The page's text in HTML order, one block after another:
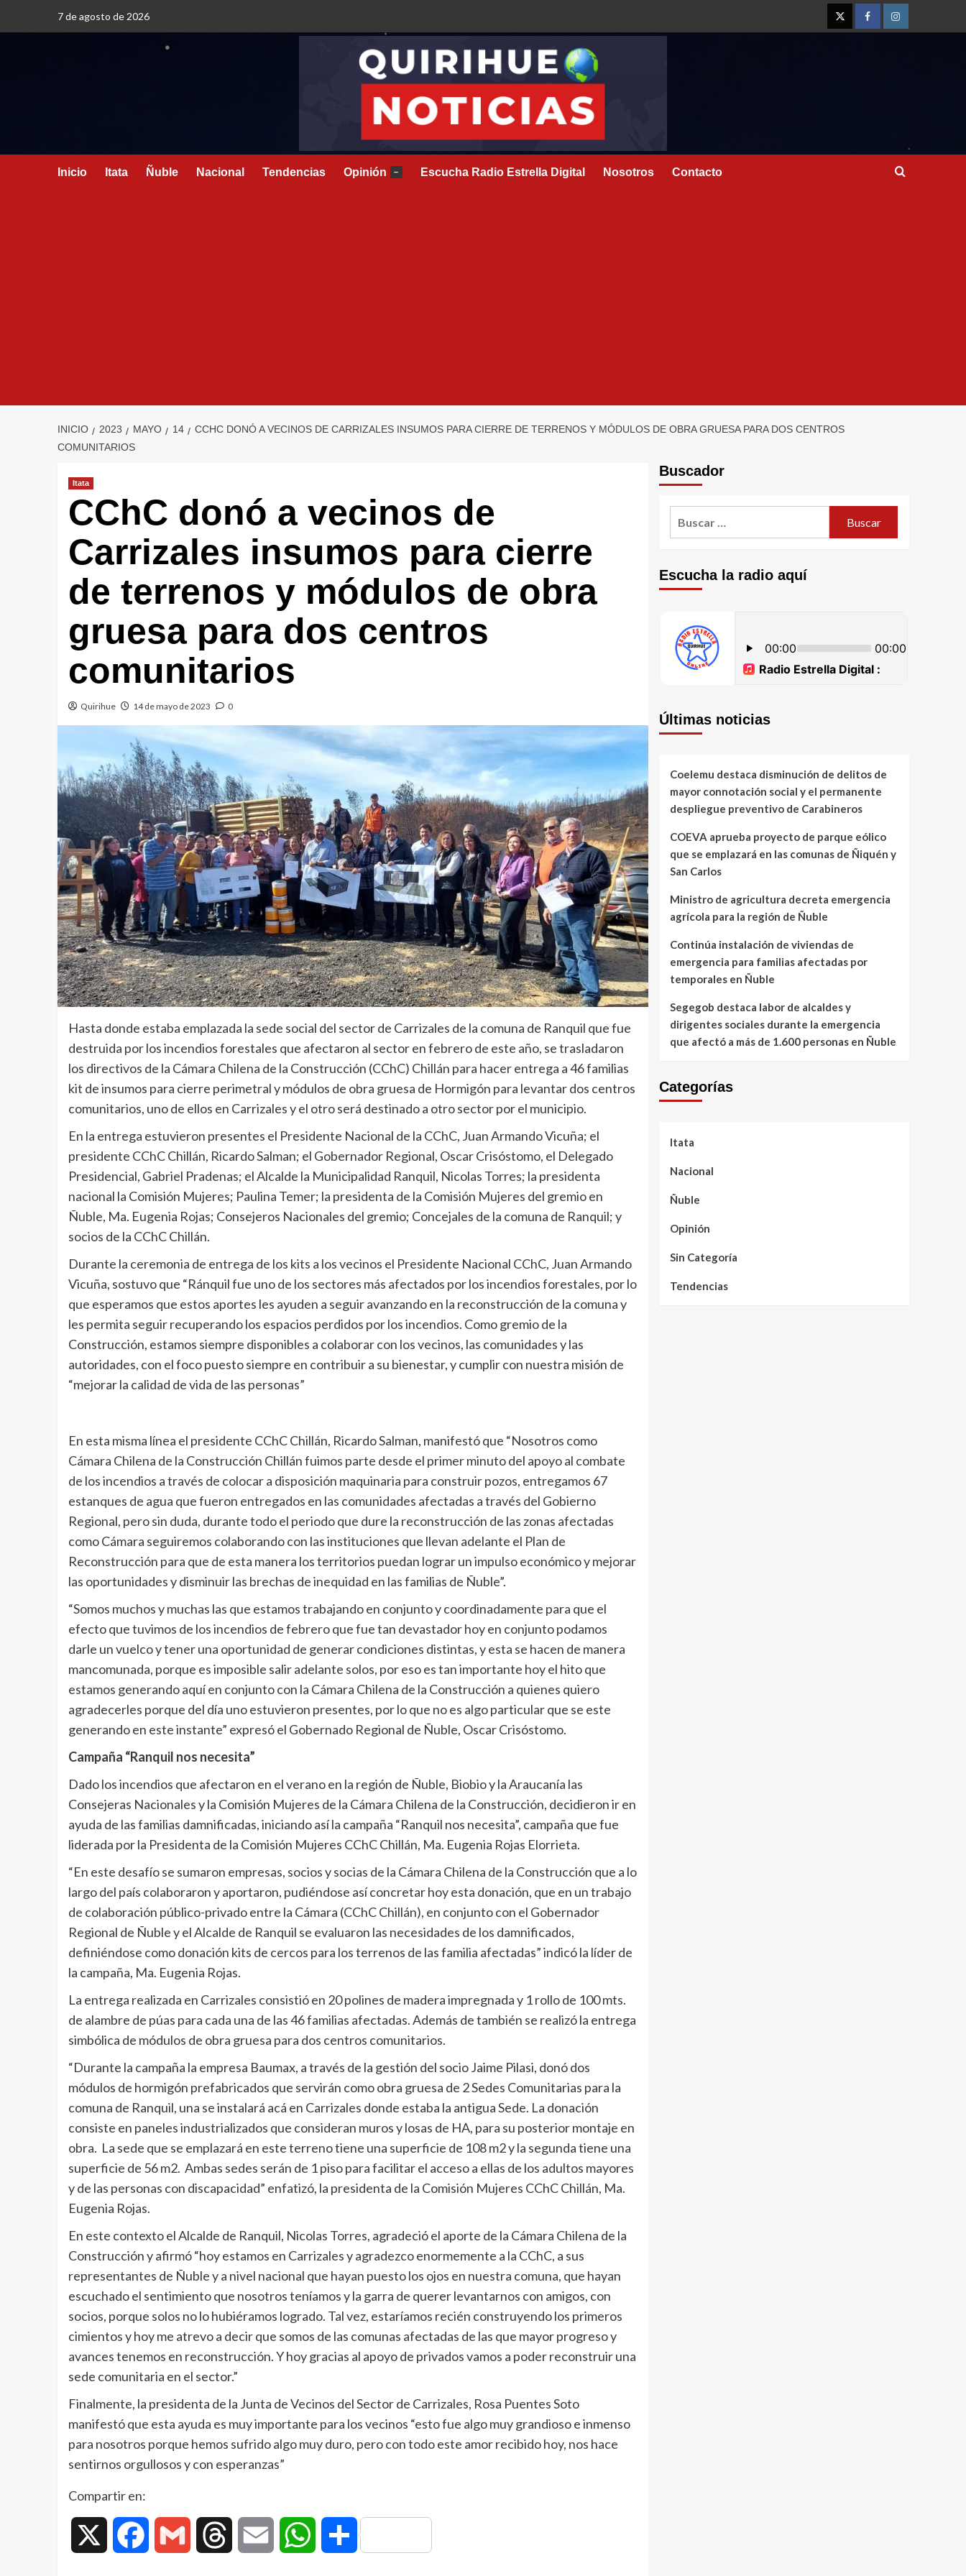
7 de agosto de 2026
Inicio Itata Ñuble Nacional Tendencias Opinión – Escucha Radio Estrella Digital Nosotros Contacto
INICIO 2023 MAYO 14
CCHC DONÓ A VECINOS DE CARRIZALES INSUMOS PARA CIERRE DE TERRENOS Y MÓDULOS DE OBRA GRUESA PARA DOS CENTROS
COMUNITARIOS
Itata
CChC donó a vecinos de
Carrizales insumos para cierre
de terrenos y módulos de obra
gruesa para dos centros
comunitarios
Quirihue 14 de mayo de 2023 0
Hasta donde estaba emplazada la sede social del sector de Carrizales de la comuna de Ranquil que fue
destruida por los incendios forestales que afectaron al sector en febrero de este año, se trasladaron
los directivos de la Cámara Chilena de la Construcción (CChC) Chillán para hacer entrega a 46 familias
kit de insumos para cierre perimetral y módulos de obra gruesa de Hormigón para levantar dos centros
comunitarios, uno de ellos en Carrizales y el otro será destinado a otro sector por el municipio.
En la entrega estuvieron presentes el Presidente Nacional de la CChC, Juan Armando Vicuña; el
presidente CChC Chillán, Ricardo Salman; el Gobernador Regional, Oscar Crisóstomo, el Delegado
Presidencial, Gabriel Pradenas; el Alcalde la Municipalidad Ranquil, Nicolas Torres; la presidenta
nacional la Comisión Mujeres; Paulina Temer; la presidenta de la Comisión Mujeres del gremio en
Ñuble, Ma. Eugenia Rojas; Consejeros Nacionales del gremio; Concejales de la comuna de Ranquil; y
socios de la CChC Chillán.
Durante la ceremonia de entrega de los kits a los vecinos el Presidente Nacional CChC, Juan Armando
Vicuña, sostuvo que “Ránquil fue uno de los sectores más afectados por los incendios forestales, por lo
que esperamos que estos aportes les ayuden a seguir avanzando en la reconstrucción de la comuna y
les permita seguir recuperando los espacios perdidos por los incendios. Como gremio de la
Construcción, estamos siempre disponibles a colaborar con los vecinos, las comunidades y las
autoridades, con el foco puesto siempre en contribuir a su bienestar, y cumplir con nuestra misión de
“mejorar la calidad de vida de las personas”
En esta misma línea el presidente CChC Chillán, Ricardo Salman, manifestó que “Nosotros como
Cámara Chilena de la Construcción Chillán fuimos parte desde el primer minuto del apoyo al combate
de los incendios a través de colocar a disposición maquinaria para construir pozos, entregamos 67
estanques de agua que fueron entregados en las comunidades afectadas a través del Gobierno
Regional, pero sin duda, durante todo el periodo que dure la reconstrucción de las zonas afectadas
como Cámara seguiremos colaborando con las instituciones que llevan adelante el Plan de
Reconstrucción para que de esta manera los territorios puedan lograr un impulso económico y mejorar
las oportunidades y disminuir las brechas de inequidad en las familias de Ñuble”.
“Somos muchos y muchas las que estamos trabajando en conjunto y coordinadamente para que el
efecto que tuvimos de los incendios de febrero que fue tan devastador hoy en conjunto podamos
darle un vuelco y tener una oportunidad de generar condiciones distintas, y esta se hacen de manera
mancomunada, porque es imposible salir adelante solos, por eso es tan importante hoy el hito que
estamos generando aquí en conjunto con la Cámara Chilena de la Construcción a quienes quiero
agradecerles porque del día uno estuvieron presentes, por lo que no es algo particular que se este
generando en este instante” expresó el Gobernado Regional de Ñuble, Oscar Crisóstomo.
Campaña “Ranquil nos necesita”
Dado los incendios que afectaron en el verano en la región de Ñuble, Biobio y la Araucanía las
Consejeras Nacionales y la Comisión Mujeres de la Cámara Chilena de la Construcción, decidieron ir en
ayuda de las familias damnificadas, iniciando así la campaña “Ranquil nos necesita”, campaña que fue
liderada por la Presidenta de la Comisión Mujeres CChC Chillán, Ma. Eugenia Rojas Elorrieta.
“En este desafío se sumaron empresas, socios y socias de la Cámara Chilena de la Construcción que a lo
largo del país colaboraron y aportaron, pudiéndose así concretar hoy esta donación, que en un trabajo
de colaboración público-privado entre la Cámara (CChC Chillán), en conjunto con el Gobernador
Regional de Ñuble y el Alcalde de Ranquil se evaluaron las necesidades de los damnificados,
definiéndose como donación kits de cercos para los terrenos de las familia afectadas” indicó la líder de
la campaña, Ma. Eugenia Rojas.
La entrega realizada en Carrizales consistió en 20 polines de madera impregnada y 1 rollo de 100 mts.
de alambre de púas para cada una de las 46 familias afectadas. Además de también se realizó la entrega
simbólica de módulos de obra gruesa para dos centros comunitarios.
“Durante la campaña la empresa Baumax, a través de la gestión del socio Jaime Pilasi, donó dos
módulos de hormigón prefabricados que servirán como obra gruesa de 2 Sedes Comunitarias para la
comuna de Ranquil, una se instalará acá en Carrizales donde estaba la antigua Sede. La donación
consiste en paneles industrializados que consideran muros y losas de HA, para su posterior montaje en
obra. La sede que se emplazará en este terreno tiene una superficie de 108 m2 y la segunda tiene una
superficie de 56 m2. Ambas sedes serán de 1 piso para facilitar el acceso a ellas de los adultos mayores
y de las personas con discapacidad” enfatizó, la presidenta de la Comisión Mujeres CChC Chillán, Ma.
Eugenia Rojas.
En este contexto el Alcalde de Ranquil, Nicolas Torres, agradeció el aporte de la Cámara Chilena de la
Construcción y afirmó “hoy estamos en Carrizales y agradezco enormemente a la CChC, a sus
representantes de Ñuble y a nivel nacional que hayan puesto los ojos en nuestra comuna, que hayan
escuchado el sentimiento que nosotros teníamos y la garra de querer levantarnos con amigos, con
socios, porque solos no lo hubiéramos logrado. Tal vez, estaríamos recién construyendo los primeros
cimientos y hoy me atrevo a decir que somos de las comunas afectadas de las que mayor progreso y
avances tenemos en reconstrucción. Y hoy gracias al apoyo de privados vamos a poder reconstruir una
sede comunitaria en el sector.”
Finalmente, la presidenta de la Junta de Vecinos del Sector de Carrizales, Rosa Puentes Soto
manifestó que esta ayuda es muy importante para los vecinos “esto fue algo muy grandioso e inmenso
para nosotros porque hemos sufrido algo muy duro, pero con todo este amor recibido hoy, nos hace
sentirnos orgullosos y con esperanzas”
Compartir en:
Facebook Gmail Threads Email WhatsAppCompartir
Buscador
Escucha la radio aquí
Últimas noticias
Coelemu destaca disminución de delitos de
mayor connotación social y el permanente
despliegue preventivo de Carabineros
COEVA aprueba proyecto de parque eólico
que se emplazará en las comunas de Ñiquén y
San Carlos
Ministro de agricultura decreta emergencia
agrícola para la región de Ñuble
Continúa instalación de viviendas de
emergencia para familias afectadas por
temporales en Ñuble
Segegob destaca labor de alcaldes y
dirigentes sociales durante la emergencia
que afectó a más de 1.600 personas en Ñuble
Categorías
Itata
Nacional
Ñuble
Opinión
Sin Categoría
Tendencias